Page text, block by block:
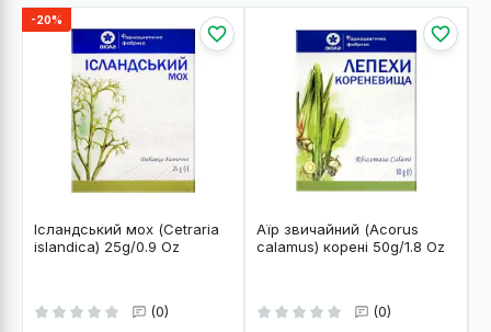
-20%
Ісландський мох (Cetraria
islandica) 25g/0.9 Oz
(0)
Аїр звичайний (Acorus
calamus) корені 50g/1.8 Oz
(0)